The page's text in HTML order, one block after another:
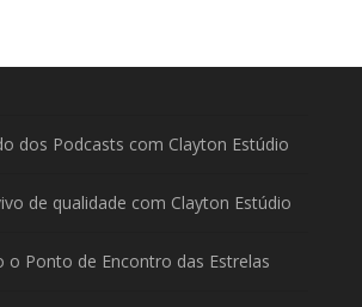
dos Podcasts com Clayton Estúdio
de qualidade com Clayton Estúdio
o Ponto de Encontro das Estrelas